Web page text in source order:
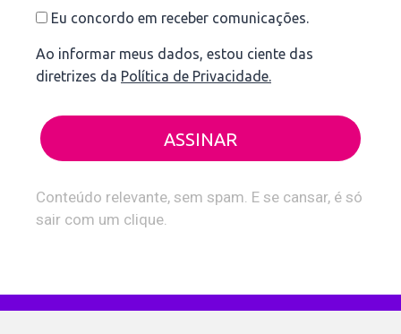
Eu concordo em receber comunicações.
Ao informar meus dados, estou ciente das
diretrizes da Política de Privacidade.
ASSINAR
Conteúdo relevante, sem spam. E se cansar, é só
sair com um clique.